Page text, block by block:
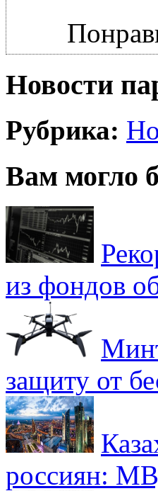
Новости
Рубрика:
Вам могло
из фондов
защиту от
россиян: